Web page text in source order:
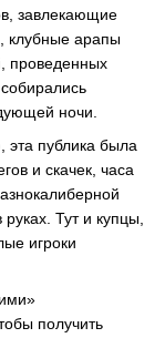
завлекающие
клубные арапы
проведенных
ночи.
публика была
и скачек, часа
Тут и купцы,
игроки
получить